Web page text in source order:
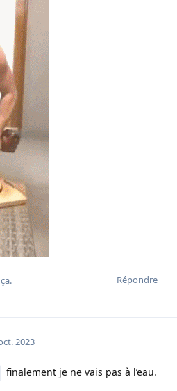
Répondre
2023
finalement je ne vais pas à l’eau.